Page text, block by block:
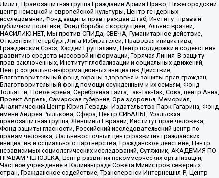
Лилит, Правозащитная группа Гражданин.Армия.Право, Нижегородский
центр немецкой и европейской культуры, Центр гендерных
исследований, Фонд защиты прав граждан Штаб, Институт права и
публичной политики, Фонд борьбы с коррупцией, Альянс врачей,
НАСИЛИЮ.НЕТ, Мы против СПИДа, СВЕЧА, Гуманитарное действие,
Открытый Петербург, Лига Избирателей, Правовая инициатива,
Гражданский Союз, Хасдей Ерушалаим, Центр поддержки и содействия
развитию средств массовой информации, Горячая Линия, В защиту
прав заключенных, Институт глобализации и социальных движений,
Центр социально-информационных инициатив Действие,
Благотворительный фонд охраны здоровья и защиты прав граждан,
Благотворительный фонд помощи осужденным и их семьям, Фонд
Тольятти, Новое время, Серебряная тайга, Так-Так-Так, Сова, центр Анна,
Проект Апрель, Самарская губерния, Эра здоровья, Мемориал,
Аналитический Центр Юрия Левады, Издательство Парк Гагарина, Фонд
имени Андрея Рылькова, Сфера, Центр СИБАЛЬТ, Уральская
правозащитная группа, Женщины Евразии, Институт прав человека,
Фонд защиты гласности, Российский исследовательский центр по
правам человека, Дальневосточный центр развития гражданских
инициатив и социального партнерства, Гражданское действие, Центр
независимых социологических исследований, Сутяжник, АКАДЕМИЯ ПО
ПРАВАМ ЧЕЛОВЕКА, Центр развития некоммерческих организаций,
Частное учреждение в Калининграде Совета Министров северных
стран, Гражданское содействие, Трансперенси Интернешнл-Р, Центр